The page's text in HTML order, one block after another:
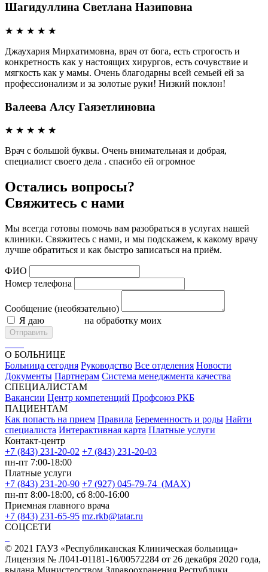
Шагидуллина Светлана Назиповна
★ ★ ★ ★ ★
Джаухария Мирхатимовна, врач от бога, есть строгость и
конкретность как у настоящих хирургов, есть сочувствие и
мягкость как у мамы. Очень благодарны всей семьей ей за
профессионализм и за золотые руки! Низкий поклон!
Валеева Алсу Гаязетлиновна
★ ★ ★ ★ ★
Врач с большой буквы. Очень внимательная и добрая,
специалист своего дела . спасибо ей огромное
Остались вопросы?
Свяжитесь с нами
Мы всегда готовы помочь вам разобраться в услугах нашей
клиники. Свяжитесь с нами, и мы подскажем, к какому врачу
лучше обратиться и как быстро записаться на приём.
ФИО
Номер телефона
Сообщение (необязательно)
Я даю
на обработку моих
Отправить
О БОЛЬНИЦЕ
Больница сегодня Руководство Все отделения Новости
Документы Партнерам Система менеджмента качества
СПЕЦИАЛИСТАМ
Вакансии Центр компетенций Профсоюз РКБ
ПАЦИЕНТАМ
Как попасть на прием Правила Беременность и роды Найти
специалиста Интерактивная карта Платные услуги
Контакт-центр
+7 (843) 231-20-02 +7 (843) 231-20-03
пн-пт 7:00-18:00
Платные услуги
+7 (843) 231-20-90 +7 (927) 045-79-74 (MAX)
пн-пт 8:00-18:00, сб 8:00-16:00
Приемная главного врача
+7 (843) 231-65-95 mz.rkb@tatar.ru
СОЦСЕТИ
© 2021 ГАУЗ «Республиканская Клиническая больница»
Лицензия № Л041-01181-16/00572284 от 26 декабря 2020 года,
выдана Министерством Здравоохранения Республики